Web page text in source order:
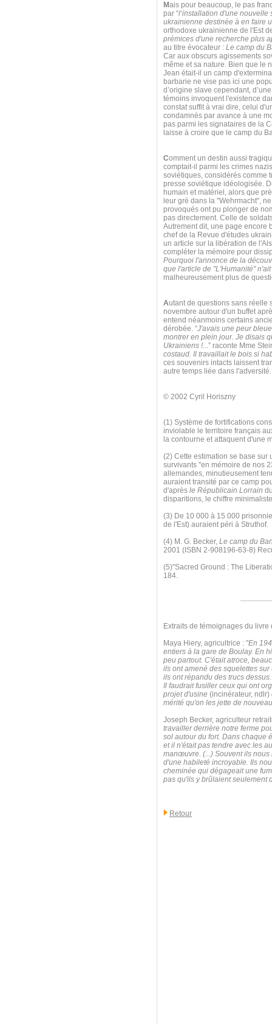
Mais pour beaucoup, le pas
par “l‘installation d'une
ukrainienne destinée à en faire
orthodoxe ukrainienne de l'Est
prémices d'une recherche plus
au titre évocateur : Le camp du
Car aux obscurs agissements
même et sa nature. Bien que le
Jean était-il un camp
barbarie ne vise pas ici une
d’origine slave cependant,
témoins invoquent l'existence
constat suffit à vrai dire, celui
condamnés par avance à une
pas parmi les signataires de la
laisse à croire que le camp du
Comment un destin aussi
comptait-il parmi les crimes
soviétiques, considérés comme
presse soviétique idéologisée.
humain et matériel, alors que
leur gré dans la "Wehrmacht",
provoqués ont pu plonger de
pas directement. Celle de
Autrement dit, une page encore
chef de la Revue d'études
un article sur la libération de
compléter la mémoire pour
Pourquoi l'annonce de la
que l'article de "L'Humanité"
malheureusement plus de
Autant de questions sans réelle
novembre autour d'un buffet
entend néanmoins certains
dérobée. “J'avais une peur
montrer en plein jour. Je disais
Ukrainiens !...” raconte Mme
costaud. Il travaillait le bois si
ces souvenirs intacts laissent
autre temps liée dans
© 2002 Cyril Horiszny
(1) Système de fortifications
inviolable le territoire français
la contourne et attaquent d'une
(2) Cette estimation se base
survivants "en mémoire de nos
allemandes, minutieusement
auraient transité par ce camp
d'après le Républicain Lorrain
disparitions, le chiffre
(3) De 10 000 à 15 000
de l'Est) auraient péri à Struthof.
(4) M. G. Becker, Le camp du
2001 (ISBN 2-908196-63-8)
(5)"Sacred Ground : The
184.
Extraits de témoignages du livre
Maya Hiery, agricultrice : "En
entiers à la gare de Boulay. En
peu partout. C'était atroce,
ils ont amené des squelettes
ils ont répandu des trucs
Il faudrait fusiller ceux qui ont
projet d'usine (incinérateur, ndlr)
mérité qu'on les jette de
Joseph Becker, agriculteur
travailler derrière notre ferme
sol autour du fort. Dans chaque
et il n'était pas tendre avec les
manœuvre. (...) Souvent ils nous
d'une habileté incroyable. Ils
cheminée qui dégageait une
pas qu'ils y brûlaient seulement
Retour